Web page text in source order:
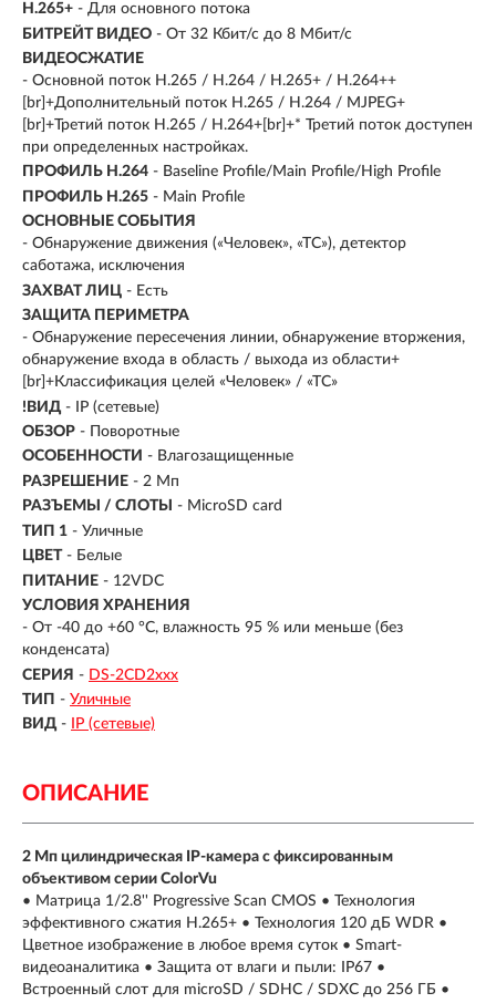
H.265+ - Для основного потока
БИТРЕЙТ ВИДЕО - От 32 Кбит/с до 8 Мбит/с
ВИДЕОСЖАТИЕ
- Основной поток H.265 / H.264 / H.265+ / H.264++
[br]+Дополнительный поток H.265 / H.264 / MJPEG+
[br]+Третий поток H.265 / H.264+[br]+* Третий поток доступен
при определенных настройках.
ПРОФИЛЬ H.264 - Baseline Profile/Main Profile/High Profile
ПРОФИЛЬ H.265 - Main Profile
ОСНОВНЫЕ СОБЫТИЯ
- Обнаружение движения («Человек», «ТС»), детектор
саботажа, исключения
ЗАХВАТ ЛИЦ - Есть
ЗАЩИТА ПЕРИМЕТРА
- Обнаружение пересечения линии, обнаружение вторжения,
обнаружение входа в область / выхода из области+
[br]+Классификация целей «Человек» / «ТС»
!ВИД - IP (сетевые)
ОБЗОР - Поворотные
ОСОБЕННОСТИ - Влагозащищенные
РАЗРЕШЕНИЕ - 2 Мп
РАЗЪЕМЫ / СЛОТЫ
- MicroSD card
ТИП 1 - Уличные
ЦВЕТ - Белые
ПИТАНИЕ - 12VDC
УСЛОВИЯ ХРАНЕНИЯ
- От -40 до +60 °C, влажность 95 % или меньше (без
конденсата)
СЕРИЯ - DS-2CD2xxx
ТИП - Уличные
ВИД - IP (сетевые)
ОПИСАНИЕ
2 Мп цилиндрическая IP-камера с фиксированным
объективом серии ColorVu
• Матрица 1/2.8'' Progressive Scan CMOS • Технология
эффективного сжатия H.265+ • Технология 120 дБ WDR •
Цветное изображение в любое время суток • Smart-
видеоаналитика • Защита от влаги и пыли: IP67 •
Встроенный слот для microSD / SDHC / SDXC до 256 ГБ •